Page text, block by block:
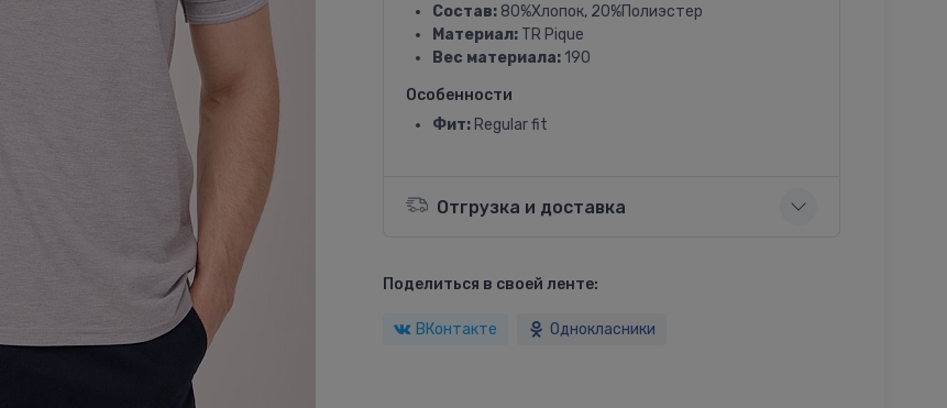
Состав:80%Хлопок, 20%Полиэстер
Материал:TR Pique
Вес материала:190
Особенности
Фит:Regular fit
Отгрузка и доставка
Поделиться в своей ленте:
ВКонтакте Однокласники